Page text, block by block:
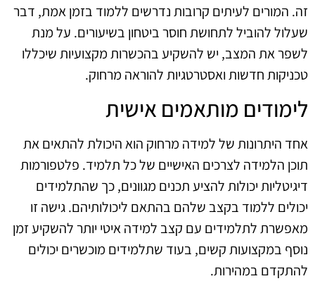
זה. המורים לעיתים קרובות נדרשים ללמוד בזמן אמת, דבר
שעלול להוביל לתחושת חוסר ביטחון בשיעורים. על מנת
לשפר את המצב, יש להשקיע בהכשרות מקצועיות שיכללו
טכניקות חדשות ואסטרטגיות להוראה מרחוק.
לימודים מותאמים אישית
אחד היתרונות של למידה מרחוק הוא היכולת להתאים את
תוכן הלמידה לצרכים האישיים של כל תלמיד. פלטפורמות
דיגיטליות יכולות להציע תכנים מגוונים, כך שהתלמידים
יכולים ללמוד בקצב שלהם בהתאם ליכולותיהם. גישה זו
מאפשרת לתלמידים עם קצב למידה איטי יותר להשקיע זמן
נוסף במקצועות קשים, בעוד שתלמידים מוכשרים יכולים
להתקדם במהירות.